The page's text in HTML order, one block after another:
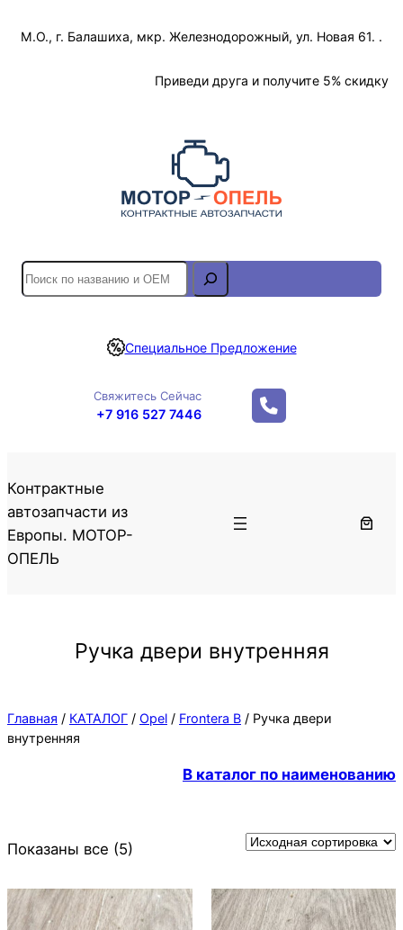
М.О., г. Балашиха, мкр. Железнодорожный, ул. Новая 61. .
Приведи друга и получите 5% скидку
S
e
r
Специальное Предложение
Свяжитесь Сейчас
+7 916 527 7446
Контрактные
автозапчасти из
Европы. МОТОР-
ОПЕЛЬ
Ручка двери внутренняя
Главная / КАТАЛОГ / Opel / Frontera B / Ручка двери
внутренняя
В каталог по наименованию
Показаны все (5)